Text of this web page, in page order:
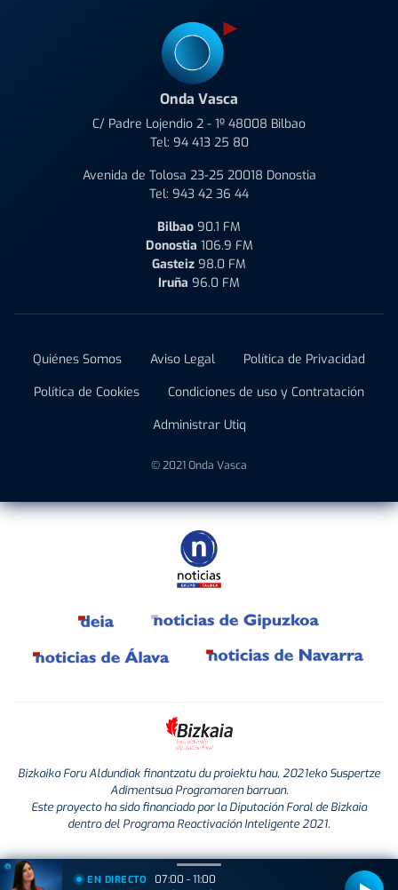
Onda Vasca
C/ Padre Lojendio 2 - 1º 48008 Bilbao
Tel: 94 413 25 80
Avenida de Tolosa 23-25 20018 Donostia
Tel: 943 42 36 44
Bilbao 90.1 FM
Donostia 106.9 FM
Gasteiz 98.0 FM
Iruña 96.0 FM
Quiénes Somos Aviso Legal
Política de Privacidad
Política de Cookies
Condiciones de uso y Contratación
Administrar Utiq
© 2021 Onda Vasca
Bizkaiko Foru Aldundiak finantzatu du proiektu hau, 2021eko Suspertze
Adimentsua Programaren barruan.
Este proyecto ha sido financiado por la Diputación Foral de Bizkaia
dentro del Programa Reactivación Inteligente 2021.
EN DIRECTO 07:00 - 11:00